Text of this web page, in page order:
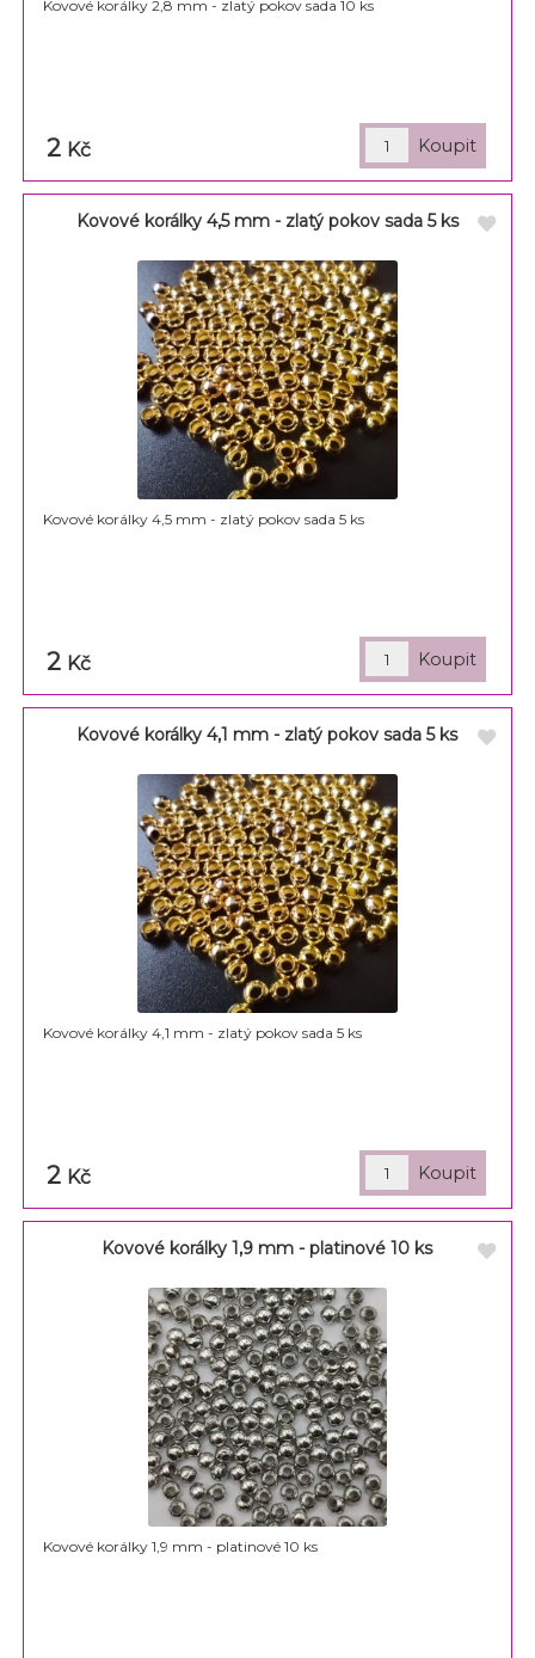
Kovové korálky 2,8 mm - zlatý pokov sada 10 ks
2 Kč
Kovové korálky 4,5 mm - zlatý pokov sada 5 ks
Kovové korálky 4,5 mm - zlatý pokov sada 5 ks
2 Kč
Kovové korálky 4,1 mm - zlatý pokov sada 5 ks
Kovové korálky 4,1 mm - zlatý pokov sada 5 ks
2 Kč
Kovové korálky 1,9 mm - platinové 10 ks
Kovové korálky 1,9 mm - platinové 10 ks